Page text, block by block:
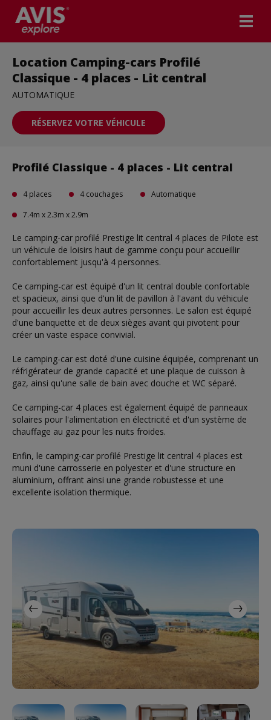
Location Camping-cars Profilé
Classique - 4 places - Lit central
AUTOMATIQUE
RÉSERVEZ VOTRE VÉHICULE
Profilé Classique - 4 places - Lit central
4 places 4 couchages
Automatique
7.4m x 2.3m x 2.9m
Le camping-car profilé Prestige lit central 4 places de Pilote est
un véhicule de loisirs haut de gamme conçu pour accueillir
confortablement jusqu'à 4 personnes.
Ce camping-car est équipé d'un lit central double confortable
et spacieux, ainsi que d'un lit de pavillon à l'avant du véhicule
pour accueillir les deux autres personnes. Le salon est équipé
d'une banquette et de deux sièges avant qui pivotent pour
créer un vaste espace convivial.
Le camping-car est doté d'une cuisine équipée, comprenant un
réfrigérateur de grande capacité et une plaque de cuisson à
gaz, ainsi qu'une salle de bain avec douche et WC séparé.
Ce camping-car 4 places est également équipé de panneaux
solaires pour l'alimentation en électricité et d'un système de
chauffage au gaz pour les nuits froides.
Enfin, le camping-car profilé Prestige lit central 4 places est
muni d'une carrosserie en polyester et d'une structure en
aluminium, offrant ainsi une grande robustesse et une
excellente isolation thermique.